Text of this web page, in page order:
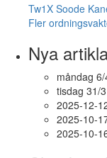
Tw1X Soode
Fler
Nya
måndag
tisdag 31/
2025-12-
2025-10-
2025-10-